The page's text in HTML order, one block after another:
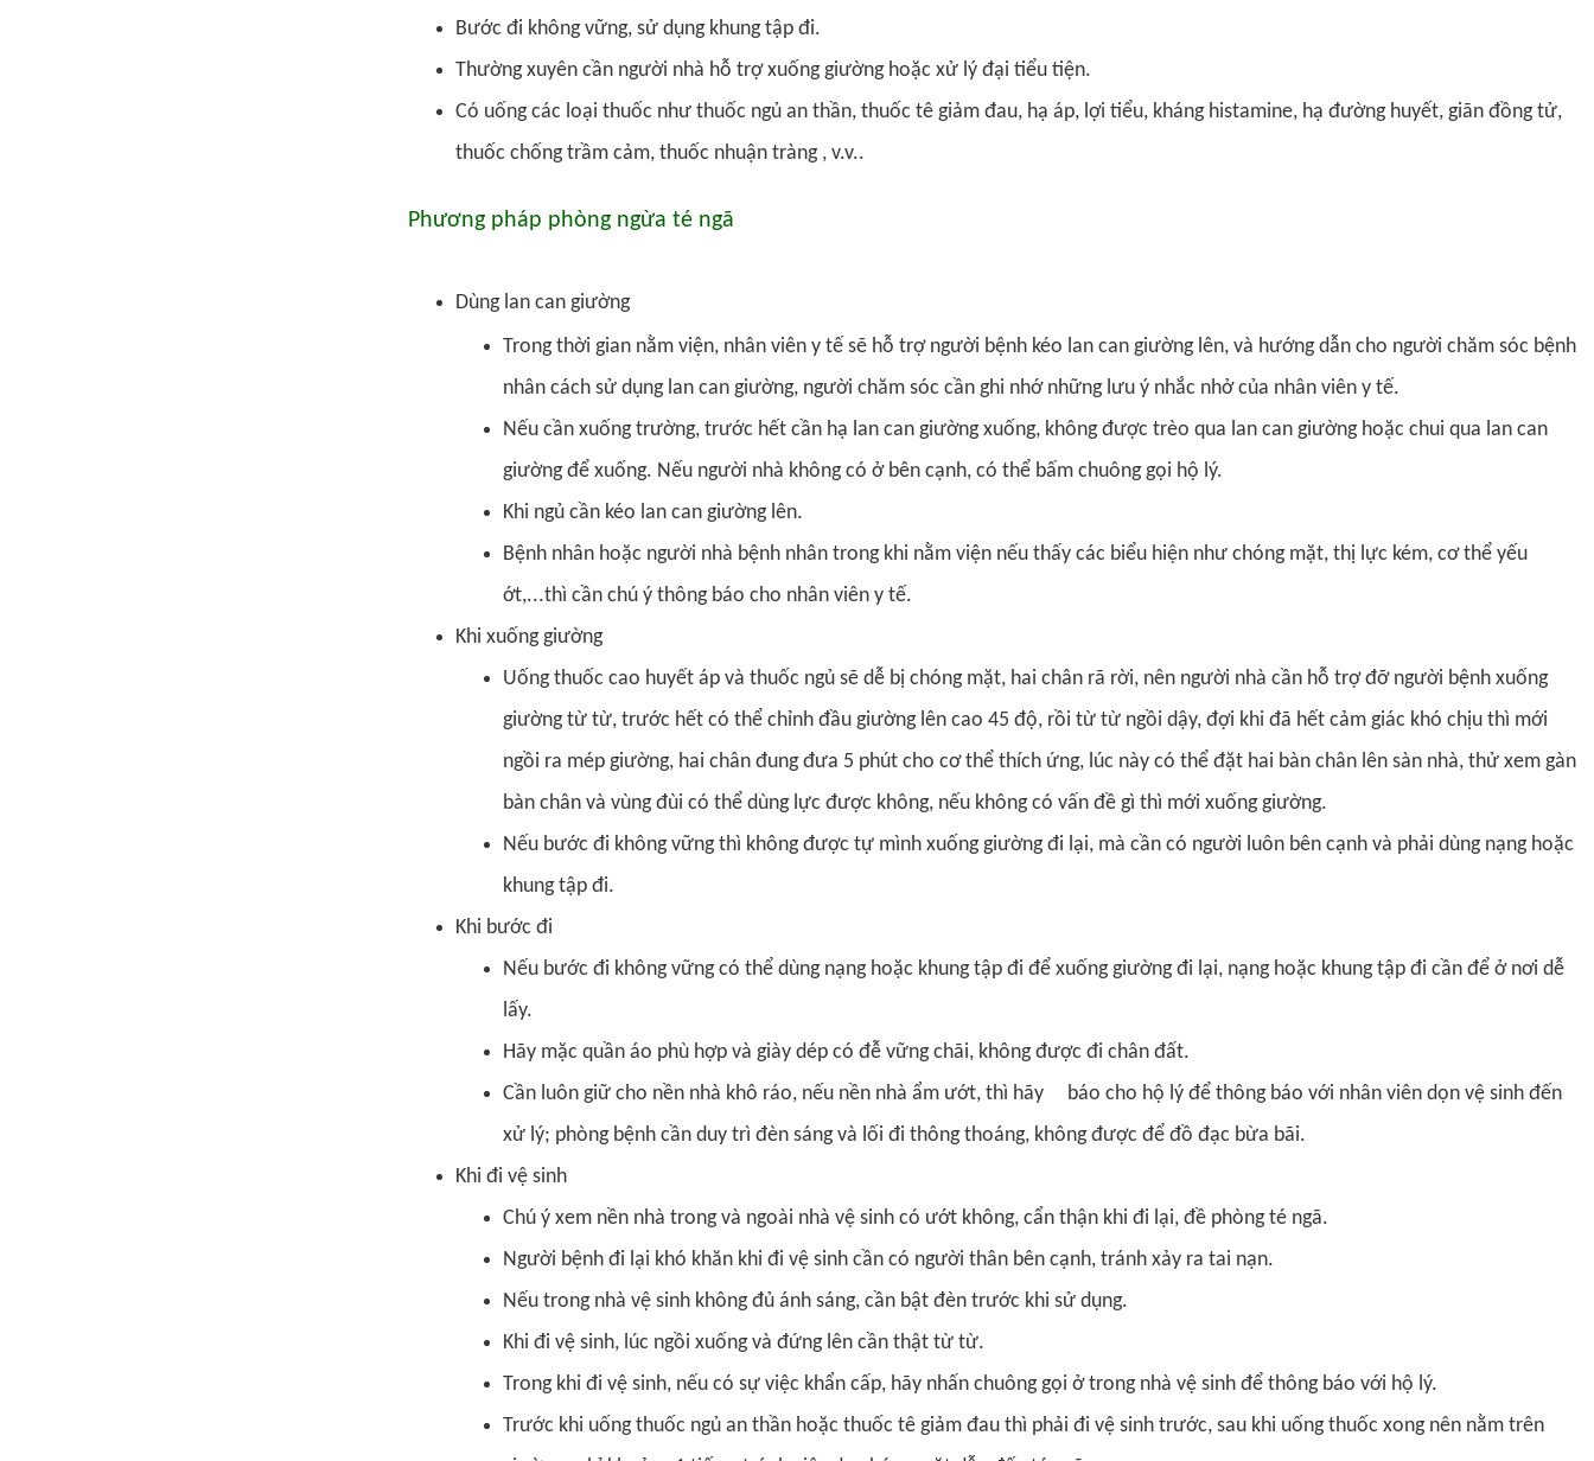
Bước đi không vững, sử dụng khung tập đi.
Thường xuyên cần người nhà hỗ trợ xuống giường hoặc xử lý đại tiểu tiện.
Có uống các loại thuốc như thuốc ngủ an thần, thuốc tê giảm đau, hạ áp, lợi tiểu, kháng histamine, hạ đường huyết, giãn đồng tử,
thuốc chống trầm cảm, thuốc nhuận tràng , v.v..
Phương pháp phòng ngừa té ngã
Dùng lan can giường​
Trong thời gian nằm viện, nhân viên y tế sẽ hỗ trợ người bệnh kéo lan can giường lên, và hướng dẫn cho người chăm sóc bệnh
nhân cách sử dụng lan can giường, người chăm sóc cần ghi nhớ những lưu ý nhắc nhở của nhân viên y tế.
Nếu cần xuống trường, trước hết cần hạ lan can giường xuống, không được trèo qua lan can giường hoặc chui qua lan can
giường để xuống. Nếu người nhà không có ở bên cạnh, có thể bấm chuông gọi hộ lý.
Khi ngủ cần kéo lan can giường lên.
Bệnh nhân hoặc người nhà bệnh nhân trong khi nằm viện nếu thấy các biểu hiện như chóng mặt, thị lực kém, cơ thể yếu
ớt,...thì cần chú ý thông báo cho nhân viên y tế.
Khi xuống giường​
Uống thuốc cao huyết áp và thuốc ngủ sẽ dễ bị chóng mặt, hai chân rã rời, nên người nhà cần hỗ trợ đỡ người bệnh xuống
giường từ từ, trước hết có thể chỉnh đầu giường lên cao 45 độ, rồi từ từ ngồi dậy, đợi khi đã hết cảm giác khó chịu thì mới
ngồi ra mép giường, hai chân đung đưa 5 phút cho cơ thể thích ứng, lúc này có thể đặt hai bàn chân lên sàn nhà, thử xem gàn
bàn chân và vùng đùi có thể dùng lực được không, nếu không có vấn đề gì thì mới xuống giường.
Nếu bước đi không vững thì không được tự mình xuống giường đi lại, mà cần có người luôn bên cạnh và phải dùng nạng hoặc
khung tập đi.
Khi bước đi​
Nếu bước đi không vững có thể dùng nạng hoặc khung tập đi để xuống giường đi lại, nạng hoặc khung tập đi cần để ở nơi dễ
lấy.
Hãy mặc quần áo phù hợp và giày dép có đễ vững chãi, không được đi chân đất.
Cần luôn giữ cho nền nhà khô ráo, nếu nền nhà ẩm ướt, thì hãy
báo cho hộ lý để thông báo với nhân viên dọn vệ sinh đến
xử lý; phòng bệnh cần duy trì đèn sáng và lối đi thông thoáng, không được để đồ đạc bừa bãi.
Khi đi vệ sinh​
Chú ý xem nền nhà trong và ngoài nhà vệ sinh có ướt không, cẩn thận khi đi lại, đề phòng té ngã.
Người bệnh đi lại khó khăn khi đi vệ sinh cần có người thân bên cạnh, tránh xảy ra tai nạn.
Nếu trong nhà vệ sinh không đủ ánh sáng, cần bật đèn trước khi sử dụng.
Khi đi vệ sinh, lúc ngồi xuống và đứng lên cần thật từ từ.
Trong khi đi vệ sinh, nếu có sự việc khẩn cấp, hãy nhấn chuông gọi ở trong nhà vệ sinh để thông báo với hộ lý.
Trước khi uống thuốc ngủ an thần hoặc thuốc tê giảm đau thì phải đi vệ sinh trước, sau khi uống thuốc xong nên nằm trên